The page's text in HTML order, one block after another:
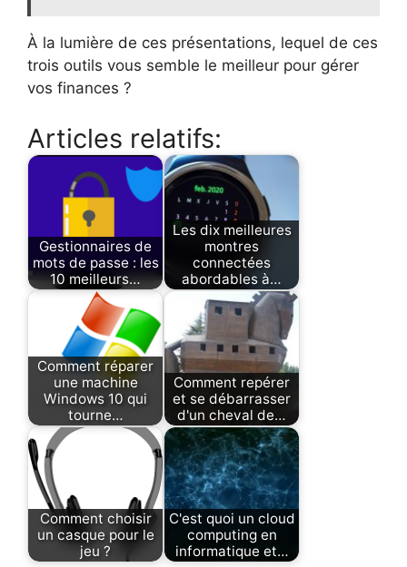
À la lumière de ces présentations, lequel de ces
trois outils vous semble le meilleur pour gérer
vos finances ?
Articles relatifs:
Gestionnaires de
mots de passe : les
10 meilleurs…
Les dix meilleures
montres
connectées
abordables à…
Comment réparer
une machine
Windows 10 qui
tourne…
Comment repérer
et se débarrasser
d'un cheval de…
Comment choisir
un casque pour le
jeu ?
C'est quoi un cloud
computing en
informatique et…